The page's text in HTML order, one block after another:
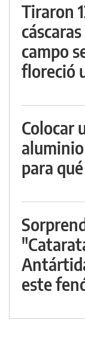
Tiraron
campo
floreció
Colocar
para
este